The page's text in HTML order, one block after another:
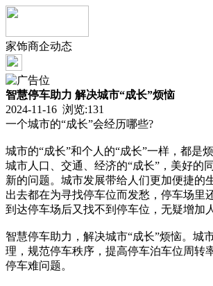
家饰商企动态
智慧停车助力 解决城市“成长”烦恼
2024-11-16 浏览:131
一个城市的“成长”会经历哪些?
城市的“成长”和个人的“成长”一样，都是
城市人口、交通、经济的“成长”，美好的
新的问题。城市发展带给人们更加便捷的
出去都在为寻找停车位而发愁，停车场里
到达停车场后又找不到停车位，无疑增加
智慧停车助力，解决城市“成长”烦恼。城
理，规范停车秩序，提高停车泊车位周转
停车难问题。